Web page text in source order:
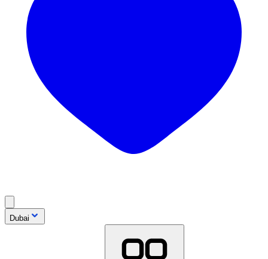
Dubai